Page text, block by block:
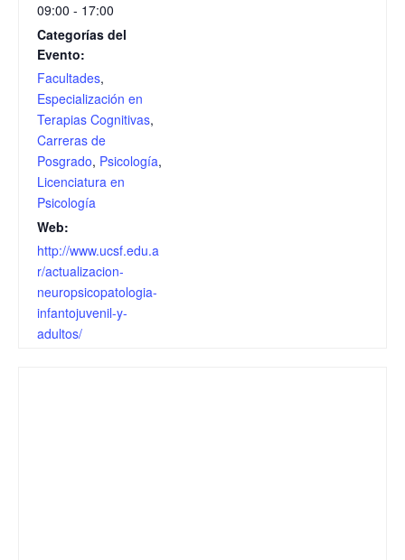
09:00 - 17:00
Categorías del
Evento:
Facultades,
Especialización en
Terapias Cognitivas,
Carreras de
Posgrado, Psicología,
Licenciatura en
Psicología
Web:
http://www.ucsf.edu.a
r/actualizacion-
neuropsicopatologia-
infantojuvenil-y-
adultos/